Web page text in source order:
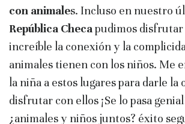
con animales. Incluso en nuestro
República Checapudimos disfrutar
increíble la conexión y la
animales tienen con los niños. Me
la niña a estos lugares para darle la
disfrutar con ellos ¡Se lo pasa
¿animales y niños juntos? éxito